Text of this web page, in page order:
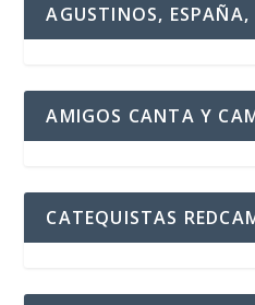
AGUSTINOS, ESPAÑA,
AMIGOS CANTA Y
CATEQUISTAS